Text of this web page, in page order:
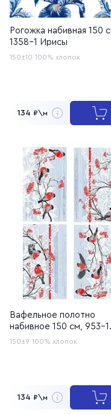
Рогожка набивная 150
1358-1 Ирисы
150±10 100% хлопок
134 ₽\м
Вафельное полотно
набивное 150 см, 953-1
Снегири
150±9 100% хлопок
134 ₽\м